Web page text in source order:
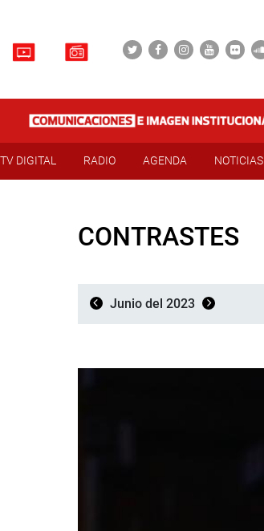
TV DIGITAL RADIO AGENDA NOTICIAS
CONTRASTES
Junio del 2023